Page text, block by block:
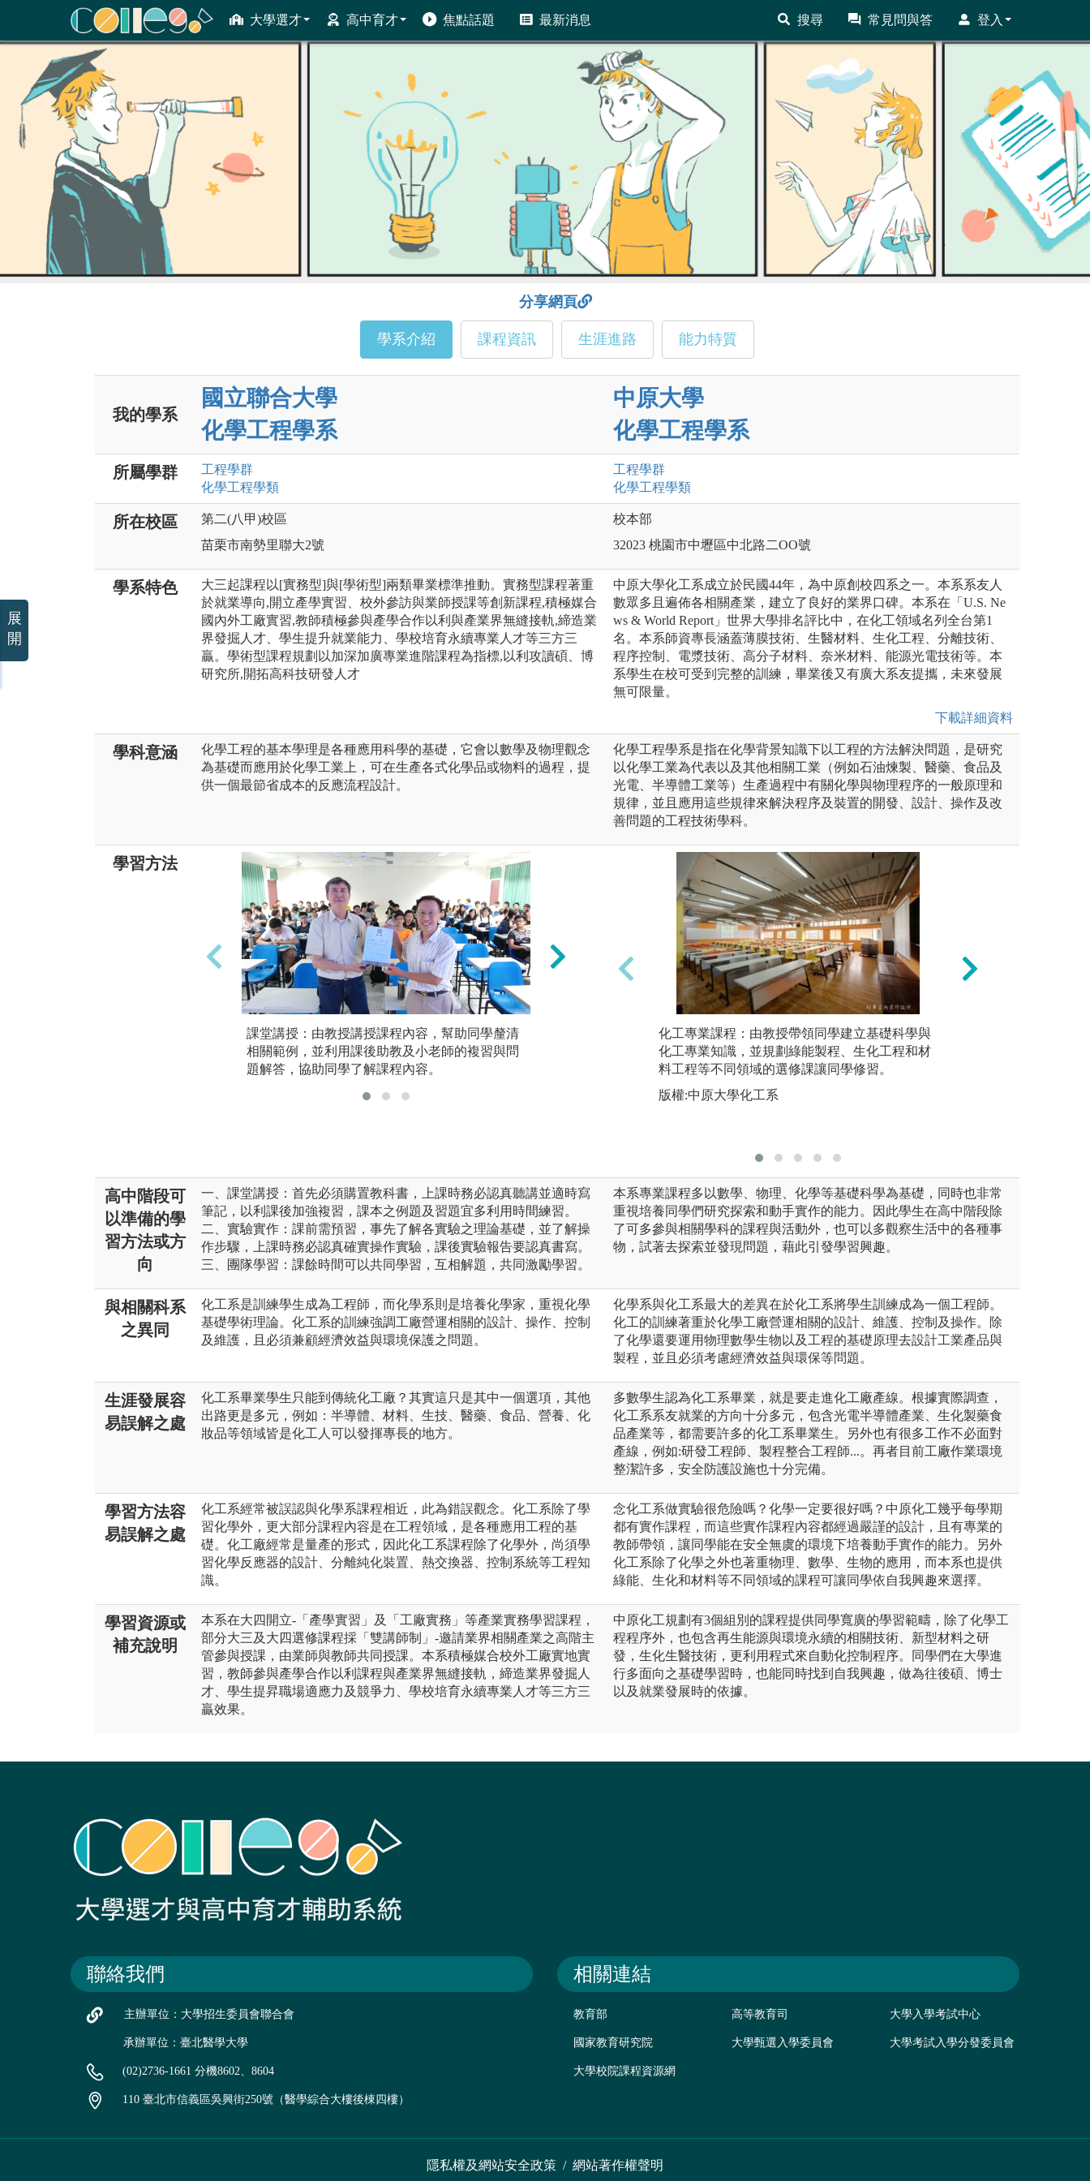
大學選才 高中育才 焦點話題 最新消息 搜尋 常見問與答 登入
ColleGo! 大學選才與高中育才輔助系統
分享網頁
學系介紹 課程資訊 生涯進路 能力特質
我的學系
國立聯合大學
化學工程學系
中原大學
化學工程學系
所屬學群 工程學群
化學工程學類
工程學群
化學工程學類
所在校區
第二(八甲)校區
苗栗市南勢里聯大2號
校本部
32023 桃園市中壢區中北路二OO號
學系特色
大三起課程以[實務型]與[學術型]兩類畢業標準推動。實務型課程著重
於就業導向,開立產學實習、校外參訪與業師授課等創新課程,積極媒合
國內外工廠實習,教師積極參與產學合作以利與產業界無縫接軌,締造業
界發掘人才、學生提升就業能力、學校培育永續專業人才等三方三
贏。學術型課程規劃以加深加廣專業進階課程為指標,以利攻讀碩、博
研究所,開拓高科技研發人才
中原大學化工系成立於民國44年，為中原創校四系之一。本系系友人
數眾多且遍佈各相關產業，建立了良好的業界口碑。本系在「U.S. Ne
ws & World Report」世界大學排名評比中，在化工領域名列全台第1
名。本系師資專長涵蓋薄膜技術、生醫材料、生化工程、分離技術、
程序控制、電漿技術、高分子材料、奈米材料、能源光電技術等。本
系學生在校可受到完整的訓練，畢業後又有廣大系友提攜，未來發展
無可限量。
下載詳細資料
學科意涵
化學工程的基本學理是各種應用科學的基礎，它會以數學及物理觀念
為基礎而應用於化學工業上，可在生產各式化學品或物料的過程，提
供一個最節省成本的反應流程設計。
化學工程學系是指在化學背景知識下以工程的方法解決問題，是研究
以化學工業為代表以及其他相關工業（例如石油煉製、醫藥、食品及
光電、半導體工業等）生產過程中有關化學與物理程序的一般原理和
規律，並且應用這些規律來解決程序及裝置的開發、設計、操作及改
善問題的工程技術學科。
學習方法
課堂講授：由教授講授課程內容，幫助同學釐清
相關範例，並利用課後助教及小老師的複習與問
題解答，協助同學了解課程內容。
實驗實作：透過實際操作，瞭解實務現場狀況，
學習具備設計裝置與規劃流程之能力。
化工專業課程：由教授帶領同學建立基礎科學與
化工專業知識，並規劃綠能製程、生化工程和材
料工程等不同領域的選修課讓同學修習。
版權:中原大學化工系
高中階段可
以準備的學
習方法或方
向
一、課堂講授：首先必須購置教科書，上課時務必認真聽講並適時寫
筆記，以利課後加強複習，課本之例題及習題宜多利用時間練習。
二、實驗實作：課前需預習，事先了解各實驗之理論基礎，並了解操
作步驟，上課時務必認真確實操作實驗，課後實驗報告要認真書寫。
三、團隊學習：課餘時間可以共同學習，互相解題，共同激勵學習。
本系專業課程多以數學、物理、化學等基礎科學為基礎，同時也非常
重視培養同學們研究探索和動手實作的能力。因此學生在高中階段除
了可多參與相關學科的課程與活動外，也可以多觀察生活中的各種事
物，試著去探索並發現問題，藉此引發學習興趣。
與相關科系
之異同
化工系是訓練學生成為工程師，而化學系則是培養化學家，重視化學
基礎學術理論。化工系的訓練強調工廠營運相關的設計、操作、控制
及維護，且必須兼顧經濟效益與環境保護之問題。
化學系與化工系最大的差異在於化工系將學生訓練成為一個工程師。
化工的訓練著重於化學工廠營運相關的設計、維護、控制及操作。除
了化學還要運用物理數學生物以及工程的基礎原理去設計工業產品與
製程，並且必須考慮經濟效益與環保等問題。
生涯發展容
易誤解之處
化工系畢業學生只能到傳統化工廠？其實這只是其中一個選項，其他
出路更是多元，例如：半導體、材料、生技、醫藥、食品、營養、化
妝品等領域皆是化工人可以發揮專長的地方。
多數學生認為化工系畢業，就是要走進化工廠產線。根據實際調查，
化工系系友就業的方向十分多元，包含光電半導體產業、生化製藥食
品產業等，都需要許多的化工系畢業生。另外也有很多工作不必面對
產線，例如:研發工程師、製程整合工程師...。再者目前工廠作業環境
整潔許多，安全防護設施也十分完備。
學習方法容
易誤解之處
化工系經常被誤認與化學系課程相近，此為錯誤觀念。化工系除了學
習化學外，更大部分課程內容是在工程領域，是各種應用工程的基
礎。化工廠經常是量產的形式，因此化工系課程除了化學外，尚須學
習化學反應器的設計、分離純化裝置、熱交換器、控制系統等工程知
識。
念化工系做實驗很危險嗎？化學一定要很好嗎？中原化工幾乎每學期
都有實作課程，而這些實作課程內容都經過嚴謹的設計，且有專業的
教師帶領，讓同學能在安全無虞的環境下培養動手實作的能力。另外
化工系除了化學之外也著重物理、數學、生物的應用，而本系也提供
綠能、生化和材料等不同領域的課程可讓同學依自我興趣來選擇。
學習資源或
補充說明
本系在大四開立-「產學實習」及「工廠實務」等產業實務學習課程，
部分大三及大四選修課程採「雙講師制」-邀請業界相關產業之高階主
管參與授課，由業師與教師共同授課。本系積極媒合校外工廠實地實
習，教師參與產學合作以利課程與產業界無縫接軌，締造業界發掘人
才、學生提昇職場適應力及競爭力、學校培育永續專業人才等三方三
贏效果。
中原化工規劃有3個組別的課程提供同學寬廣的學習範疇，除了化學工
程程序外，也包含再生能源與環境永續的相關技術、新型材料之研
發，生化生醫技術，更利用程式來自動化控制程序。同學們在大學進
行多面向之基礎學習時，也能同時找到自我興趣，做為往後碩、博士
以及就業發展時的依據。
聯絡我們
主辦單位：大學招生委員會聯合會
承辦單位：臺北醫學大學
(02)2736-1661 分機8602、8604
110 臺北市信義區吳興街250號（醫學綜合大樓後棟四樓）
相關連結
教育部 高等教育司 大學入學考試中心
國家教育研究院 大學甄選入學委員會 大學考試入學分發委員會
大學校院課程資源網
隱私權及網站安全政策 / 網站著作權聲明
展
開